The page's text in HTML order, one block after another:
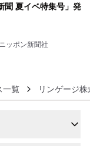
聞 夏イベ特集号」発
ッポン新聞社
一覧 リンゲージ